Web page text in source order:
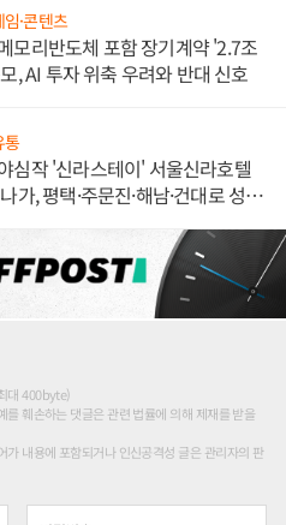
·콘텐츠
모리반도체 포함 장기계약 '2.7조
, AI 투자 위축 우려와 반대 신호
통
심작 '신라스테이' 서울신라호텔
가, 평택·주문진·해남·건대로 성
대 400byte)
훼손하는 댓글은 관련 법률에 의해 제재를 받을
내용에 포함되거나 인신공격성 글은 관리자의 판